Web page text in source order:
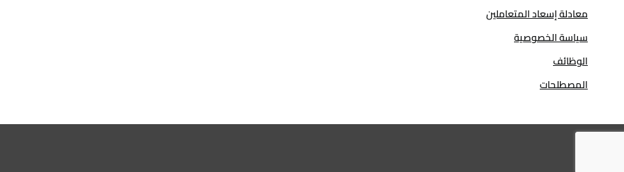
معادلة إسعاد المتعاملين
سياسة الخصوصية
الوظائف
المصطلحات